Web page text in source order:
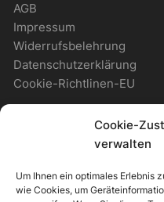
Cookie-
verwalten
Um Ihnen ein optimales Erlebnis
wie Cookies, um
AGB
Impressum
Widerrufsbelehrung
Datenschutzerklärung
Cookie-Richtlinen-EU
WICHTIGES
Zahlungsmöglichkeiten